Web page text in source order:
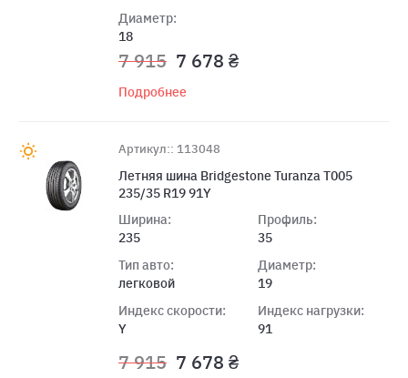
Диаметр:
18
7 915 7 678 ₴
Подробнее
Артикул:: 113048
Летняя шина Bridgestone Turanza T005
235/35 R19 91Y
Ширина:
235
Тип авто:
легковой
Индекс скорости:
Y
Профиль:
35
Диаметр:
19
Индекс нагрузки:
91
7 915 7 678 ₴